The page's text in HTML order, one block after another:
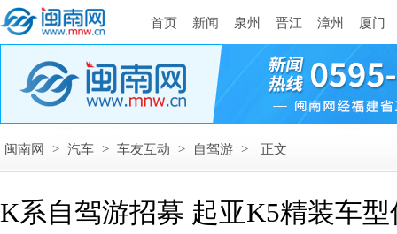
首页 新闻 泉州 晋江 漳州 厦门
闽南网 > 汽车 > 车友互动 > 自驾游 > 正文
K系自驾游招募 起亚K5精装车